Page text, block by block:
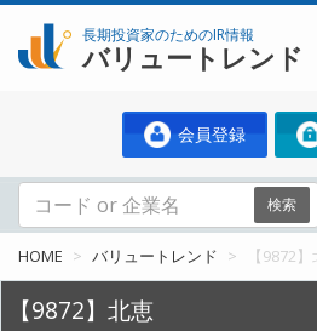
長期投資家のためのIR情報
バリュートレンド
会員登録
検索
HOME バリュートレンド 【9872
【9872】北恵